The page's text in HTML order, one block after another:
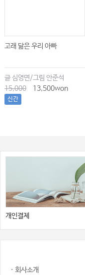
고래 닮은 우리 아빠
글 심영면/그림 안준석
15,000
13,500won
신간
개인결제
· 회사소개